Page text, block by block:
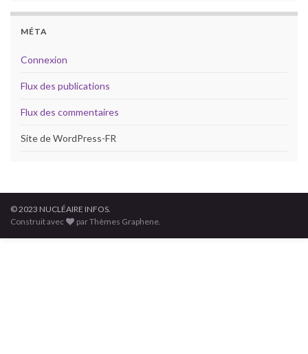
MÉTA
Connexion
Flux des publications
Flux des commentaires
Site de WordPress-FR
© 2023 NUCLÉAIRE INFOS.
Construit avec
par Thèmes Graphene.